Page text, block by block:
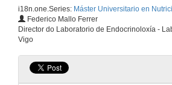
i18n.one.Series: Máster Universitario en
Federico Mallo Ferrer
Director do Laboratorio de Endocrinoloxía -
Vigo